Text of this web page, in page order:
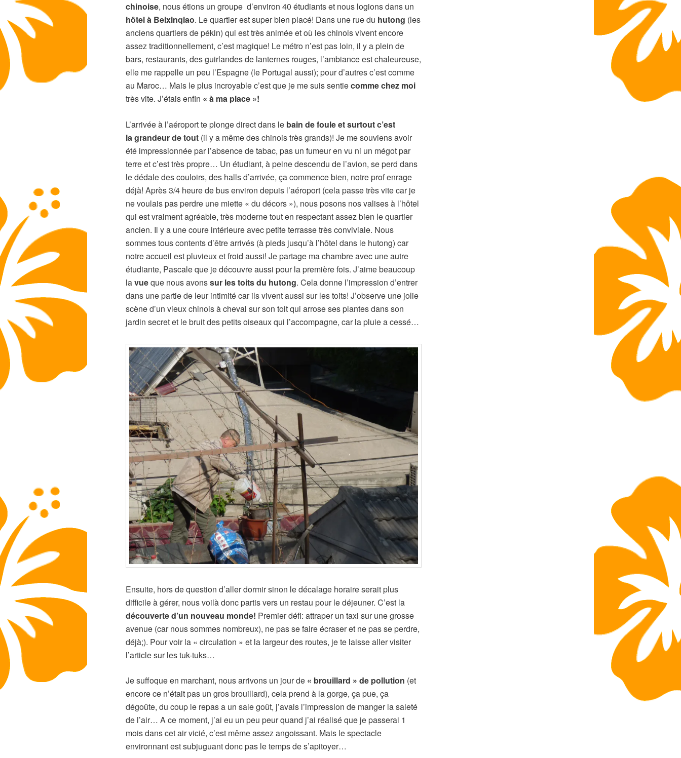
chinoise, nous étions un groupe d’environ 40 étudiants et nous logions dans un
hôtel à Beixinqiao. Le quartier est super bien placé! Dans une rue du hutong (les
anciens quartiers de pékin) qui est très animée et où les chinois vivent encore
assez traditionnellement, c’est magique! Le métro n’est pas loin, il y a plein de
bars, restaurants, des guirlandes de lanternes rouges, l’ambiance est chaleureuse,
elle me rappelle un peu l’Espagne (le Portugal aussi); pour d’autres c’est comme
au Maroc… Mais le plus incroyable c’est que je me suis sentiecomme chez moi
très vite. J’étais enfin « à ma place »!
L’arrivée à l’aéroport te plonge direct dans le bain de foule et surtout c’est
la grandeur de tout (il y a même des chinois très grands)! Je me souviens avoir
été impressionnée par l’absence de tabac, pas un fumeur en vu ni un mégot par
terre et c’est très propre… Un étudiant, à peine descendu de l’avion, se perd dans
le dédale des couloirs, des halls d’arrivée, ça commence bien, notre prof enrage
déjà! Après 3/4 heure de bus environ depuis l’aéroport (cela passe très vite car je
ne voulais pas perdre une miette « du décors »), nous posons nos valises à l’hôtel
qui est vraiment agréable, très moderne tout en respectant assez bien le quartier
ancien. Il y a une coure intérieure avec petite terrasse très conviviale. Nous
sommes tous contents d’être arrivés (à pieds jusqu’à l’hôtel dans le hutong) car
notre accueil est pluvieux et froid aussi! Je partage ma chambre avec une autre
étudiante, Pascale que je découvre aussi pour la première fois. J’aime beaucoup
lavueque nous avonssur les toits du hutong. Cela donne l’impression d’entrer
dans une partie de leur intimité car ils vivent aussi sur les toits! J’observe une jolie
scène d’un vieux chinois à cheval sur son toit qui arrose ses plantes dans son
jardin secret et le bruit des petits oiseaux qui l’accompagne, car la pluie a cessé…
Ensuite, hors de question d’aller dormir sinon le décalage horaire serait plus
difficile à gérer, nous voilà donc partis vers un restau pour le déjeuner. C’est la
découverte d’un nouveau monde! Premier défi: attraper un taxi sur une grosse
avenue (car nous sommes nombreux), ne pas se faire écraser et ne pas se perdre,
déjà;). Pour voir la « circulation » et la largeur des routes, je te laisse aller visiter
l’article sur les tuk-tuks…
Je suffoque en marchant, nous arrivons un jour de « brouillard » de pollution (et
encore ce n’était pas un gros brouillard), cela prend à la gorge, ça pue, ça
dégoûte, du coup le repas a un sale goût, j’avais l’impression de manger la saleté
de l’air… A ce moment, j’ai eu un peu peur quand j’ai réalisé que je passerai 1
mois dans cet air vicié, c’est même assez angoissant. Mais le spectacle
environnant est subjuguant donc pas le temps de s’apitoyer…